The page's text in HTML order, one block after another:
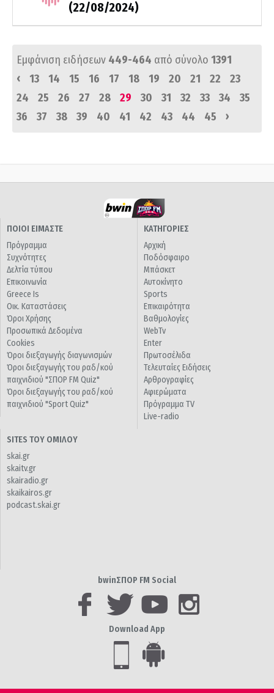
(22/08/2024)
Εμφάνιση ειδήσεων 449-464 από σύνολο 1391
‹
13 14 15 16 17 18 19 20 21 22
23
24
25 26 27 28 29 30 31 32 33 34
35
36
37 38 39 40 41 42 43 44 45 ›
ΠΟΙΟΙ ΕΙΜΑΣΤΕ
Πρόγραμμα
Συχνότητες
Δελτία τύπου
Επικοινωνία
Greece Is
Οικ. Καταστάσεις
Όροι Χρήσης
Προσωπικά Δεδομένα
Cookies
Όροι διεξαγωγής διαγωνισμών
Όροι διεξαγωγής του ραδ/κού
παιχνιδιού "ΣΠΟΡ FM Quiz"
Όροι διεξαγωγής του ραδ/κού
παιχνιδιού "Sport Quiz"
ΚΑΤΗΓΟΡΙΕΣ
Αρχική
Ποδόσφαιρο
Μπάσκετ
Αυτοκίνητο
Sports
Επικαιρότητα
Βαθμολογίες
WebTv
Enter
Πρωτοσέλιδα
Τελευταίες Ειδήσεις
Αρθρογραφίες
Αφιερώματα
Πρόγραμμα TV
Live-radio
SITES ΤΟΥ ΟΜΙΛΟΥ
skai.gr
skaitv.gr
skairadio.gr
skaikairos.gr
podcast.skai.gr
bwinΣΠΟΡ FM Social
Download App